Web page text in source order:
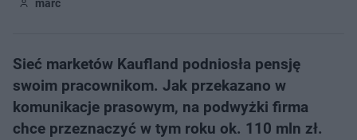
marc
Sieć marketów Kaufland podniosła pensję
swoim pracownikom. Jak przekazano w
komunikacje prasowym, na podwyżki firma
chce przeznaczyć w tym roku ok. 110 mln zł.